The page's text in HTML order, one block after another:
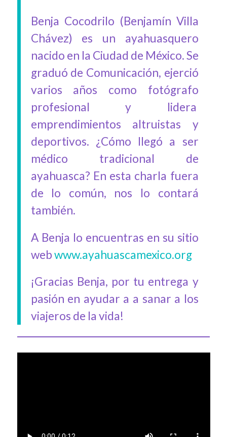
Benja Cocodrilo (Benjamín Villa
Chávez) es un ayahuasquero
nacido en la Ciudad de México. Se
graduó de Comunicación, ejerció
varios años como fotógrafo
profesional y lidera
emprendimientos altruistas y
deportivos. ¿Cómo llegó a ser
médico tradicional de
ayahuasca? En esta charla fuera
de lo común, nos lo contará
también.
A Benja lo encuentras en su sitio
webwww.ayahuascamexico.org
¡Gracias Benja, por tu entrega y
pasión en ayudar a a sanar a los
viajeros de la vida!